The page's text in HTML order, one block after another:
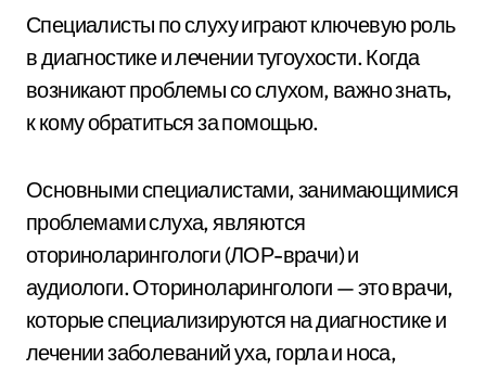
Специалисты по слуху играют ключевую роль
в диагностике и лечении тугоухости. Когда
возникают проблемы со слухом, важно знать,
к кому обратиться за помощью.
Основными специалистами, занимающимися
проблемами слуха, являются
оториноларингологи (ЛОР-врачи) и
аудиологи. Оториноларингологи — это врачи,
которые специализируются на диагностике и
лечении заболеваний уха, горла и носа,